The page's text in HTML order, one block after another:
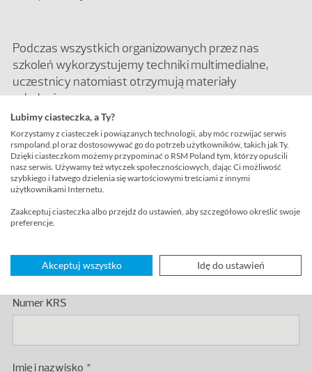
Podczas wszystkich organizowanych przez nas
szkoleń wykorzystujemy techniki multimedialne,
uczestnicy natomiast otrzymują materiały
szkoleniowe.
Napisz do nas
Uzupełnij formularz, a ekspert RSM
skontaktuje się z Tobą
Numer KRS
Podaj numer KRS polskiego podmiotu.
Imię i nazwisko
Lubimy ciasteczka, a Ty?
Korzystamy z ciasteczek i powiązanych technologii, aby móc rozwijać serwis
rsmpoland.pl oraz dostosowywać go do potrzeb użytkowników, takich jak Ty.
Dzięki ciasteczkom możemy przypominać o RSM Poland tym, którzy opuścili
nasz serwis. Używamy też wtyczek społecznościowych, dając Ci możliwość
szybkiego i łatwego dzielenia się wartościowymi treściami z innymi
użytkownikami Internetu.
Zaakceptuj ciasteczka albo przejdź do ustawień, aby szczegółowo określić swoje
preferencje.
Akceptuj wszystko Idę do ustawień